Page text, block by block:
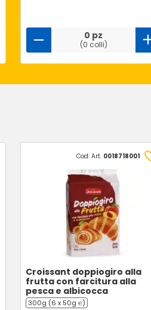
0 pz
(0 colli)
Cod. Art. 0018718001
Croissant doppiogiro alla
frutta con farcitura alla
pesca e albicocca
300g (6 x 50g ℮)